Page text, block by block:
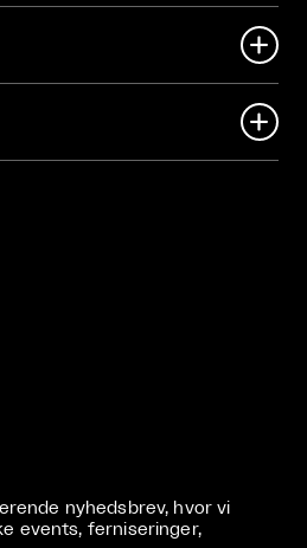


nyhedsbrev, hvor vi
events, ferniseringer,